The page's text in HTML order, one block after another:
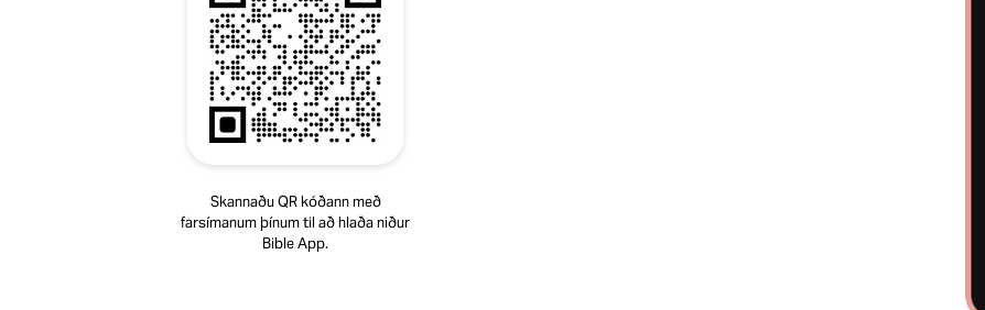
Skannaðu QR kóðann með
farsímanum þínum til að hlaða niður
Bible App.